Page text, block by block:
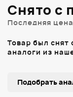
Снято с
Последняя
Товар был
аналоги из
Подобрать